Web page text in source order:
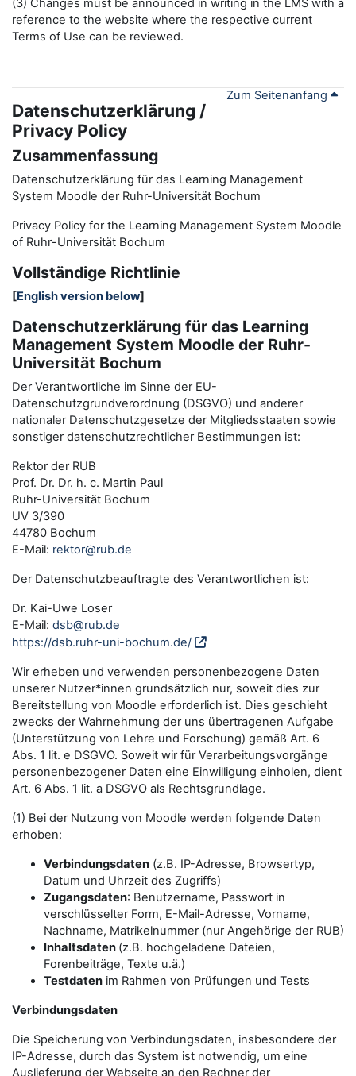
(3) Changes must be announced in writing in the LMS with a
reference to the website where the respective current
Terms of Use can be reviewed.
Zum Seitenanfang
Datenschutzerklärung /
Privacy Policy
Zusammenfassung
Datenschutzerklärung für das Learning Management
System Moodle der Ruhr-Universität Bochum
Privacy Policy for the Learning Management System Moodle
of Ruhr-Universität Bochum
Vollständige Richtlinie
[English version below]
Datenschutzerklärung für das Learning
Management System Moodle der Ruhr-
Universität Bochum
Der Verantwortliche im Sinne der EU-
Datenschutzgrundverordnung (DSGVO) und anderer
nationaler Datenschutzgesetze der Mitgliedsstaaten sowie
sonstiger datenschutzrechtlicher Bestimmungen ist:
Rektor der RUB
Prof. Dr. Dr. h. c. Martin Paul
Ruhr-Universität Bochum
UV 3/390
44780 Bochum
E-Mail: rektor@rub.de
Der Datenschutzbeauftragte des Verantwortlichen ist:
Dr. Kai-Uwe Loser
E-Mail: dsb@rub.de
https://dsb.ruhr-uni-bochum.de/
Wir erheben und verwenden personenbezogene Daten
unserer Nutzer*innen grundsätzlich nur, soweit dies zur
Bereitstellung von Moodle erforderlich ist. Dies geschieht
zwecks der Wahrnehmung der uns übertragenen Aufgabe
(Unterstützung von Lehre und Forschung) gemäß Art. 6
Abs. 1 lit. e DSGVO. Soweit wir für Verarbeitungsvorgänge
personenbezogener Daten eine Einwilligung einholen, dient
Art. 6 Abs. 1 lit. a DSGVO als Rechtsgrundlage.
(1) Bei der Nutzung von Moodle werden folgende Daten
erhoben:
Verbindungsdaten (z.B. IP-Adresse, Browsertyp,
Datum und Uhrzeit des Zugriffs)
Zugangsdaten: Benutzername, Passwort in
verschlüsselter Form, E-Mail-Adresse, Vorname,
Nachname, Matrikelnummer (nur Angehörige der RUB)
Inhaltsdaten (z.B. hochgeladene Dateien,
Forenbeiträge, Texte u.ä.)
Testdaten im Rahmen von Prüfungen und Tests
Verbindungsdaten
Die Speicherung von Verbindungsdaten, insbesondere der
IP-Adresse, durch das System ist notwendig, um eine
Auslieferung der Webseite an den Rechner der